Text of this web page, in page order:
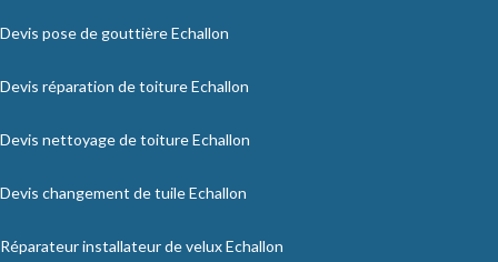
Devis pose de gouttière Echallon
Devis réparation de toiture Echallon
Devis nettoyage de toiture Echallon
Devis changement de tuile Echallon
Réparateur installateur de velux Echallon